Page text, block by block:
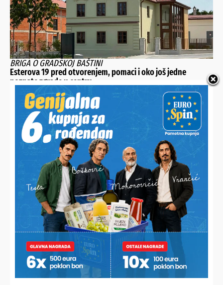
BRIGA O GRADSKOJ BAŠTINI
Esterova 19 pred otvorenjem, pomaci i oko još jedne
poznate zgrade u centru
OD RADA I TRUDA OSTALE SU SAMO PUNE NJIVE
Nitko ne želi otkupiti Josipovih 5.000 klipova kukuruza
šećerca pa ih sada besplatno dijeli